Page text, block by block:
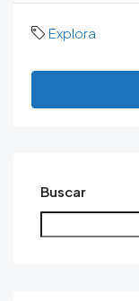
Explora
Buscar